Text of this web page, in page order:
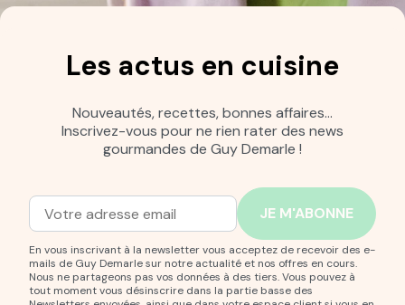
Les actus en cuisine
Nouveautés, recettes, bonnes affaires…
Inscrivez-vous pour ne rien rater des news
gourmandes de Guy Demarle !
Adresse mail
Entrez votre adresse mail pour vous abonner à notre
En vous inscrivant à la newsletter vous acceptez de recevoir des e-
mails de Guy Demarle sur notre actualité et nos offres en cours.
Nous ne partageons pas vos données à des tiers. Vous pouvez à
tout moment vous désinscrire dans la partie basse des